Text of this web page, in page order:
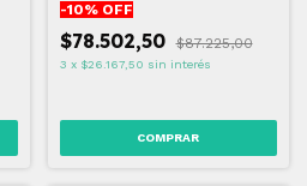
-10% OFF
$78.502,50 $87.225,00
3 x $26.167,50 sin interés